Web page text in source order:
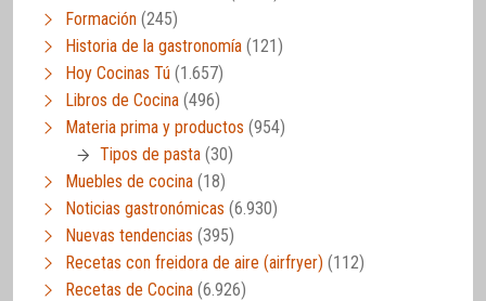
Formación (245)
Historia de la gastronomía (121)
Hoy Cocinas Tú (1.657)
Libros de Cocina (496)
Materia prima y productos (954)
Tipos de pasta (30)
Muebles de cocina (18)
Noticias gastronómicas (6.930)
Nuevas tendencias (395)
Recetas con freidora de aire (airfryer) (112)
Recetas de Cocina (6.926)